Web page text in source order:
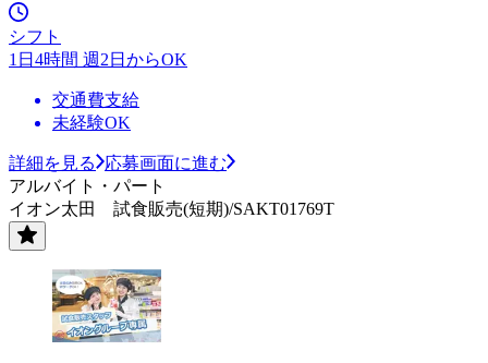
シフト
1日4時間 週2日からOK
交通費支給
未経験OK
詳細を見る
応募画面に進む
アルバイト・パート
イオン太田 試食販売(短期)/SAKT01769T